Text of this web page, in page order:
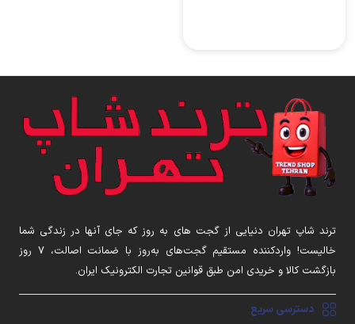
ترند شاپ تهران دنیایی از گجت های به روز که جای آنها در زندگی شما
خالیست! واردکننده مستقیم گجت‌های به‌روز با ضمانت اصالت، ۷ روز
بازگشت کالا و خریدی امن طبق قوانین تجارت الکترونیک ایران.
دسترسی سریع